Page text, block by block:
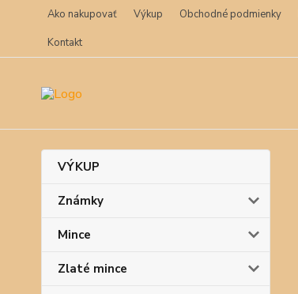
Ako nakupovať Výkup Obchodné podmienky
Kontakt
VÝKUP
Známky
Mince
Zlaté mince